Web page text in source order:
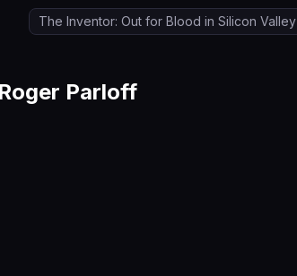
The Inventor: Out for Blood in Silicon Valley
Roger Parloff